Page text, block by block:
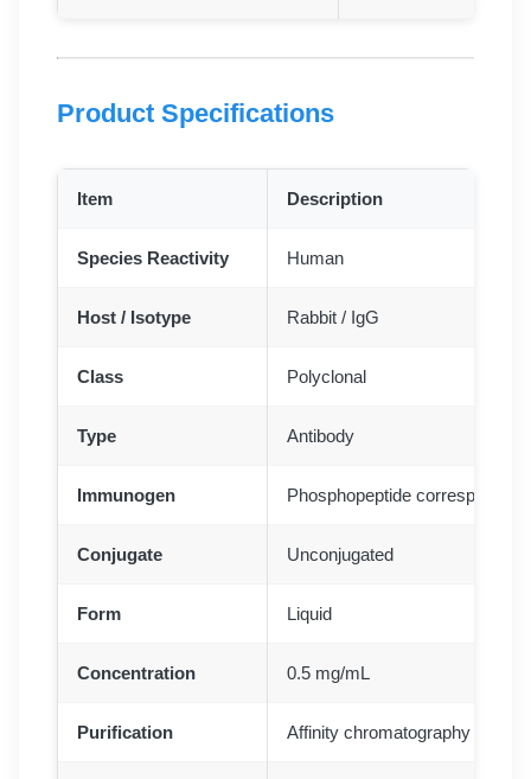
Product Specifications
Item Description
Species Reactivity Human
Host / Isotype Rabbit / IgG
Class Polyclonal
Type Antibody
Immunogen Phosphopeptide
Conjugate Unconjugated
Form Liquid
Concentration 0.5 mg/mL
Purification Affinity chromatography